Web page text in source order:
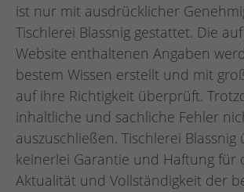
ist nur mit ausdrücklicher
Tischlerei Blassnig gestattet. Die
Website enthaltenen Angaben
bestem Wissen erstellt und mit
auf ihre Richtigkeit überprüft.
inhaltliche und sachliche Fehler
auszuschließen. Tischlerei
keinerlei Garantie und Haftung für
Aktualität und Vollständigkeit der